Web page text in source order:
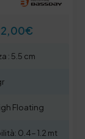
€
: 5.5 cm
Floating
0.4- 1.2 mt